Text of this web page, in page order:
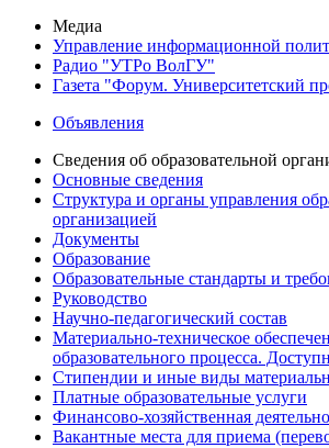
Медиа
Управление информационной
Радио "УТРо ВолГУ"
Газета "Форум. Университетский
Объявления
Сведения об образовательной
Основные сведения
Структура и органы управления
организацией
Документы
Образование
Образовательные стандарты и
Руководство
Научно-педагогический состав
Материально-техническое
образовательного процесса.
Стипендии и иные виды
Платные образовательные услуги
Финансово-хозяйственная
Вакантные места для приема